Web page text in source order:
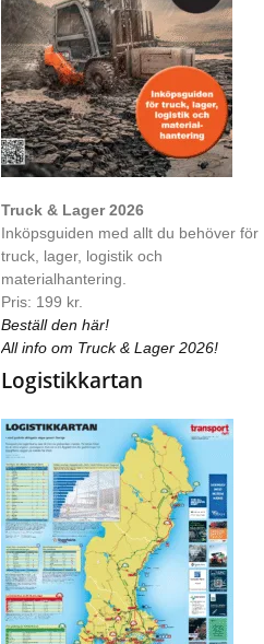
Truck & Lager 2026
Inköpsguiden med allt du behöver för
truck, lager, logistik och
materialhantering.
Pris: 199 kr.
Beställ den här!
All info om Truck & Lager 2026!
Logistikkartan